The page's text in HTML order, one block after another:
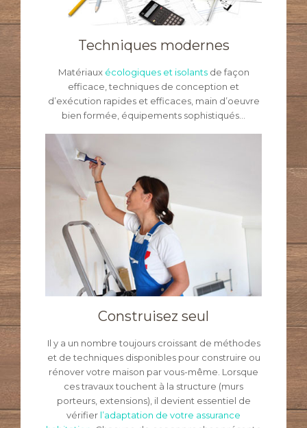
Techniques modernes
Matériaux écologiques et isolantsde façon
efficace, techniques de conception et
d’exécution rapides et efficaces, main d’oeuvre
bien formée, équipements sophistiqués…
Construisez seul
Il y a un nombre toujours croissant de méthodes
et de techniques disponibles pour construire ou
rénover votre maison par vous-même. Lorsque
ces travaux touchent à la structure (murs
porteurs, extensions), il devient essentiel de
vérifier l’adaptation de votre assurance